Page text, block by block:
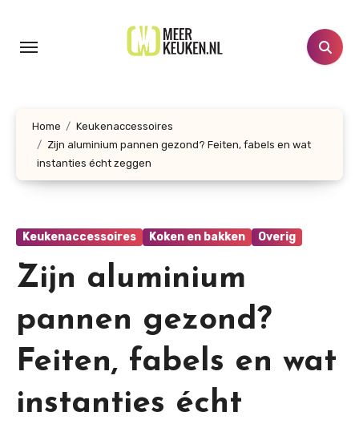
inhoud
Home
Keukenaccessoires
Zijn aluminium pannen gezond? Feiten, fabels en wat
instanties écht zeggen
Keukenaccessoires Koken en bakken Overig
Zijn aluminium
pannen gezond?
Feiten, fabels en wat
instanties écht